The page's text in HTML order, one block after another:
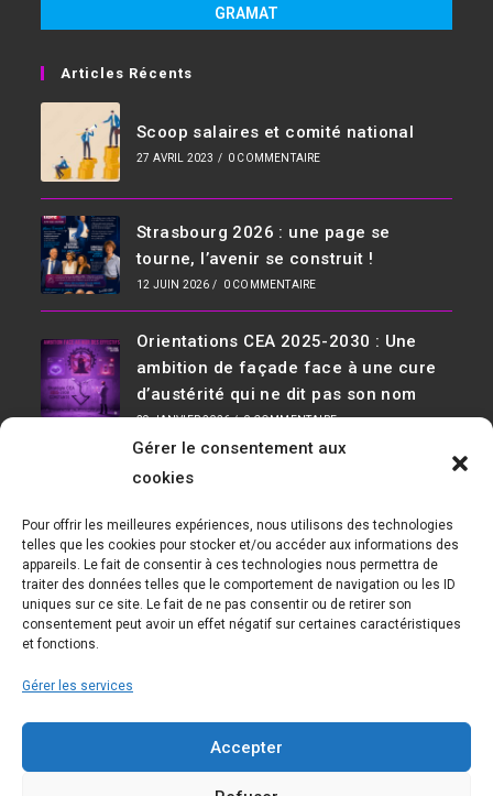
Gérer le consentement aux
cookies
Pour offrir les meilleures expériences, nous utilisons des technologies
telles que les cookies pour stocker et/ou accéder aux informations des
appareils. Le fait de consentir à ces technologies nous permettra de
traiter des données telles que le comportement de navigation ou les ID
uniques sur ce site. Le fait de ne pas consentir ou de retirer son
consentement peut avoir un effet négatif sur certaines caractéristiques
et fonctions.
Gérer les services
Accepter
GRAMAT
Articles Récents
Scoop salaires et comité national
27 AVRIL 2023 / 0 COMMENTAIRE
Strasbourg 2026 : une page se
tourne, l’avenir se construit !
12 JUIN 2026 / 0 COMMENTAIRE
Orientations CEA 2025-2030 : Une
ambition de façade face à une cure
d’austérité qui ne dit pas son nom
29 JANVIER 2026 / 0 COMMENTAIRE
Infos De Contact
D36, 91190 Saclay Bât 534
Téléphone :
01 69 08 30 04